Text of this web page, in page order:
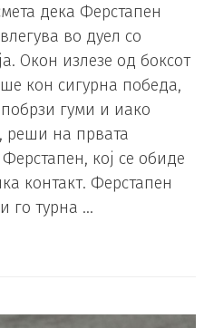
дека Ферстапен
во дуел со
Окон излезе од боксот
кон сигурна победа,
гуми и иако
реши на првата
кој се обиде
контакт. Ферстапен
го турна …